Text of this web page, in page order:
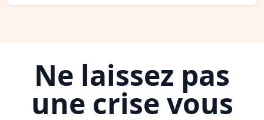
Ne laissez pas
une crise vous